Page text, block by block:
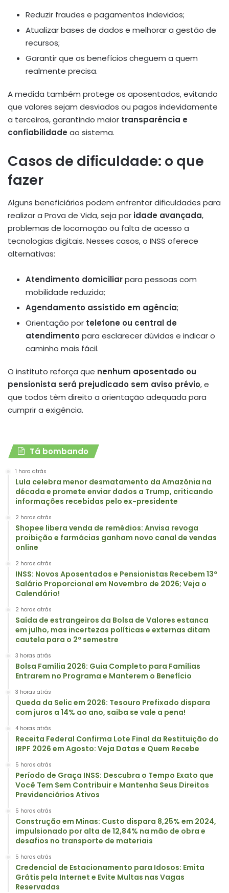
Reduzir fraudes e pagamentos indevidos;
Atualizar bases de dados e melhorar a gestão de
recursos;
Garantir que os benefícios cheguem a quem
realmente precisa.
A medida também protege os aposentados, evitando
que valores sejam desviados ou pagos indevidamente
a terceiros, garantindo maior transparência e
confiabilidade ao sistema.
Casos de dificuldade: o que
fazer
Alguns beneficiários podem enfrentar dificuldades para
realizar a Prova de Vida, seja por idade avançada,
problemas de locomoção ou falta de acesso a
tecnologias digitais. Nesses casos, o INSS oferece
alternativas:
Atendimento domiciliarpara pessoas com
mobilidade reduzida;
Agendamento assistido em agência;
Orientação por telefone ou central de
atendimento para esclarecer dúvidas e indicar o
caminho mais fácil.
O instituto reforça que nenhum aposentado ou
pensionista será prejudicado sem aviso prévio, e
que todos têm direito a orientação adequada para
cumprir a exigência.
Tá bombando
1 hora atrás
Lula celebra menor desmatamento da Amazônia na
década e promete enviar dados a Trump, criticando
informações recebidas pelo ex-presidente
2 horas atrás
Shopee libera venda de remédios: Anvisa revoga
proibição e farmácias ganham novo canal de vendas
online
2 horas atrás
INSS: Novos Aposentados e Pensionistas Recebem 13º
Salário Proporcional em Novembro de 2026; Veja o
Calendário!
2 horas atrás
Saída de estrangeiros da Bolsa de Valores estanca
em julho, mas incertezas políticas e externas ditam
cautela para o 2º semestre
3 horas atrás
Bolsa Família 2026: Guia Completo para Famílias
Entrarem no Programa e Manterem o Benefício
3 horas atrás
Queda da Selic em 2026: Tesouro Prefixado dispara
com juros a 14% ao ano, saiba se vale a pena!
4 horas atrás
Receita Federal Confirma Lote Final da Restituição do
IRPF 2026 em Agosto: Veja Datas e Quem Recebe
5 horas atrás
Período de Graça INSS: Descubra o Tempo Exato que
Você Tem Sem Contribuir e Mantenha Seus Direitos
Previdenciários Ativos
5 horas atrás
Construção em Minas: Custo dispara 8,25% em 2024,
impulsionado por alta de 12,84% na mão de obra e
desafios no transporte de materiais
5 horas atrás
Credencial de Estacionamento para Idosos: Emita
Grátis pela Internet e Evite Multas nas Vagas
Reservadas